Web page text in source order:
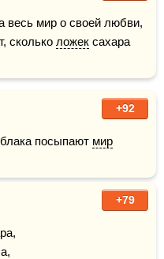
весь мир о своей любви,
сколько ложек сахара
+92
посыпают мир
+79